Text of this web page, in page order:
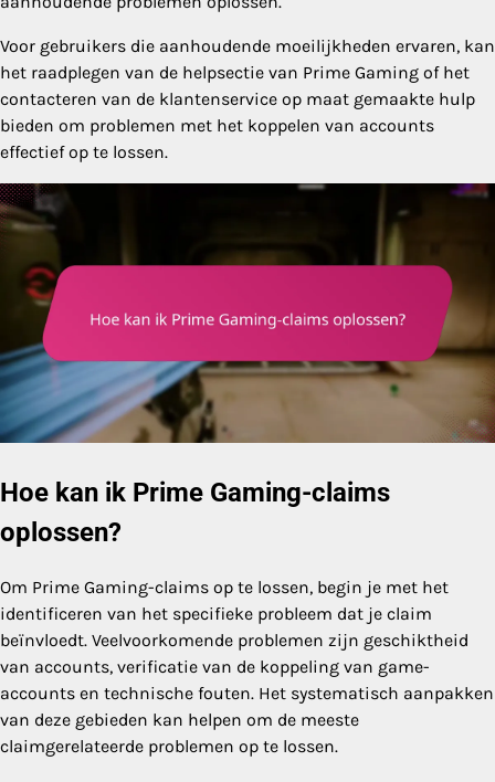
Voor gebruikers die aanhoudende moeilijkheden ervaren, kan
het raadplegen van de helpsectie van Prime Gaming of het
contacteren van de klantenservice op maat gemaakte hulp
bieden om problemen met het koppelen van accounts
effectief op te lossen.
Hoe kan ik Prime Gaming-claims
oplossen?
Om Prime Gaming-claims op te lossen, begin je met het
identificeren van het specifieke probleem dat je claim
beïnvloedt. Veelvoorkomende problemen zijn geschiktheid
van accounts, verificatie van de koppeling van game-
accounts en technische fouten. Het systematisch aanpakken
van deze gebieden kan helpen om de meeste
claimgerelateerde problemen op te lossen.